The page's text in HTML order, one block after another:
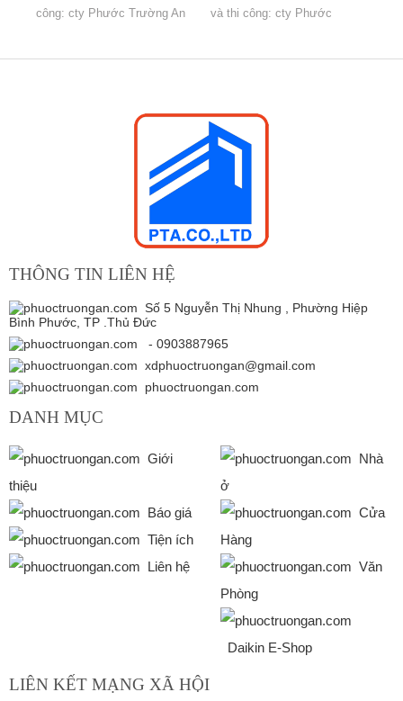
công: cty Phước Trường An
và thi công: cty Phước
THÔNG TIN LIÊN HỆ
Số 5 Nguyễn Thị Nhung , Phường Hiệp
Bình Phước, TP .Thủ Đức
- 0903887965
xdphuoctruongan@gmail.com
phuoctruongan.com
DANH MỤC
Giới
thiệu
Báo giá
Tiện ích
Liên hệ
Nhà
ở
Cửa
Hàng
Văn
Phòng
Daikin E-Shop
LIÊN KẾT MẠNG XÃ HỘI